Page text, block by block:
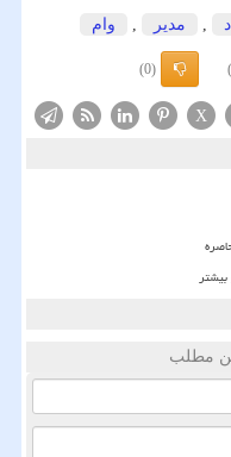
, مدیر , وام
(0)
X
مطلب